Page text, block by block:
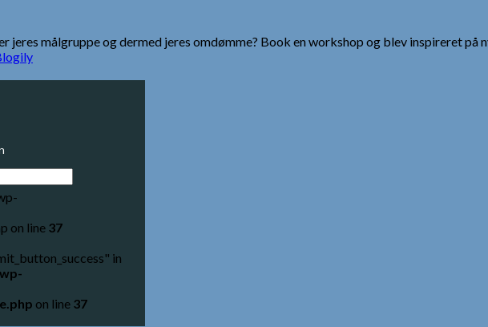
jeres målgruppe og dermed jeres omdømme? Book en workshop og blev inspireret på
on line 37
in
on line 37